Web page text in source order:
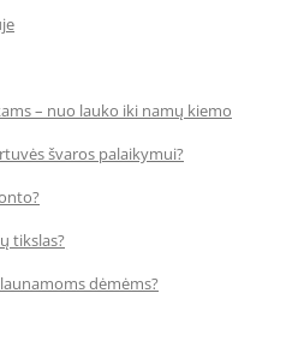
– nuo lauko iki namų kiemo
švaros palaikymui?
tikslas?
dėmėms?